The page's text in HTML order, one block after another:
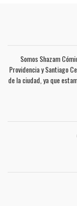
Somos Shazam
Providencia y Santiago
de la ciudad, ya que